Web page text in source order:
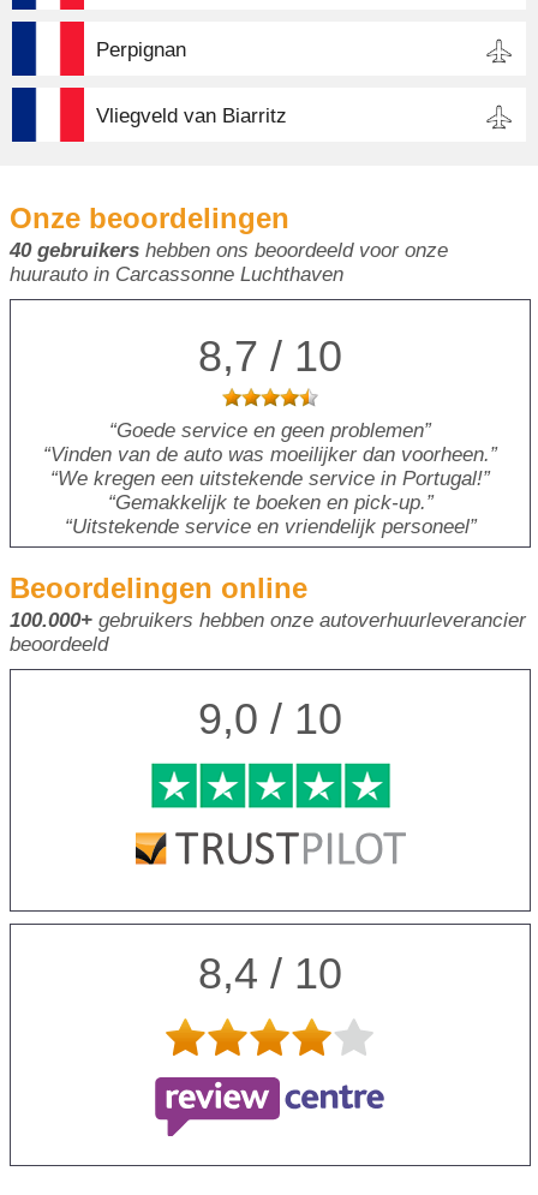
Perpignan
Vliegveld van Biarritz
Onze beoordelingen
40 gebruikers hebben ons beoordeeld voor onze
huurauto in Carcassonne Luchthaven
8,7 / 10
Goede service en geen problemen
Vinden van de auto was moeilijker dan voorheen.
We kregen een uitstekende service in Portugal!
Gemakkelijk te boeken en pick-up.
Uitstekende service en vriendelijk personeel
Beoordelingen online
100.000+ gebruikers hebben onze autoverhuurleverancier
beoordeeld
9,0 / 10
8,4 / 10